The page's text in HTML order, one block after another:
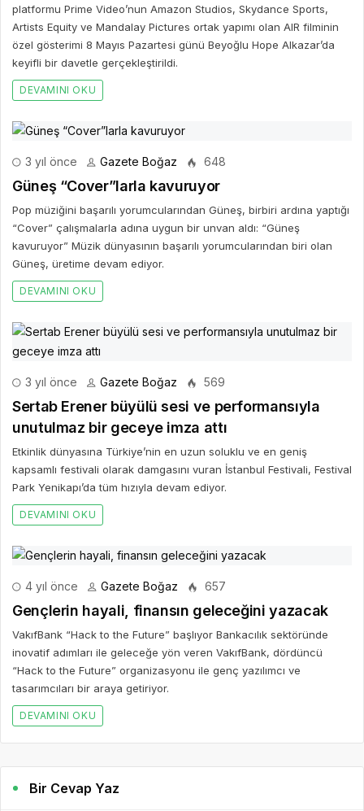
katılımıyla gerçekleşti
platformu Prime Video’nun Amazon Studios, Skydance Sports,
Artists Equity ve Mandalay Pictures ortak yapımı olan AIR filminin
özel gösterimi 8 Mayıs Pazartesi günü Beyoğlu Hope Alkazar’da
keyifli bir davetle gerçekleştirildi.
DEVAMINI OKU
3 yıl önce Gazete Boğaz 648
Güneş “Cover”larla kavuruyor
Pop müziğini başarılı yorumcularından Güneş, birbiri ardına yaptığı
“Cover” çalışmalarla adına uygun bir unvan aldı: “Güneş
kavuruyor” Müzik dünyasının başarılı yorumcularından biri olan
Güneş, üretime devam ediyor.
DEVAMINI OKU
3 yıl önce Gazete Boğaz 569
Sertab Erener büyülü sesi ve performansıyla
unutulmaz bir geceye imza attı
Etkinlik dünyasına Türkiye’nin en uzun soluklu ve en geniş
kapsamlı festivali olarak damgasını vuran İstanbul Festivali, Festival
Park Yenikapı’da tüm hızıyla devam ediyor.
DEVAMINI OKU
4 yıl önce Gazete Boğaz 657
Gençlerin hayali, finansın geleceğini yazacak
VakıfBank “Hack to the Future” başlıyor Bankacılık sektöründe
inovatif adımları ile geleceğe yön veren VakıfBank, dördüncü
“Hack to the Future” organizasyonu ile genç yazılımcı ve
tasarımcıları bir araya getiriyor.
DEVAMINI OKU
Bir Cevap Yaz